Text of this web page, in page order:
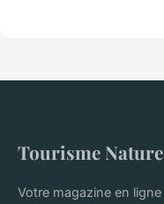
Tourisme
Votre magazine en